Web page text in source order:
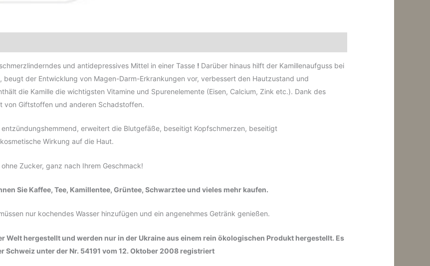
und antidepressives Mittel in einer Tasse ! Darüber hinaus hilft der Kamillenaufguss bei
beugt der Entwicklung von Magen-Darm-Erkrankungen vor, verbessert den Hautzustand und
die Kamille die wichtigsten Vitamine und Spurenelemente (Eisen, Calcium, Zink etc.). Dank des
von Giftstoffen und anderen Schadstoffen.
erweitert die Blutgefäße, beseitigt Kopfschmerzen, beseitigt
Wirkung auf die Haut.
Zucker, ganz nach Ihrem Geschmack!
Sie Kaffee, Tee, Kamillentee, Grüntee, Schwarztee und vieles mehr kaufen.
nur kochendes Wasser hinzufügen und ein angenehmes Getränk genießen.
Welt hergestellt und werden nur in der Ukraine aus einem rein ökologischen Produkt hergestellt. Es
Schweiz unter der Nr. 54191 vom 12. Oktober 2008 registriert